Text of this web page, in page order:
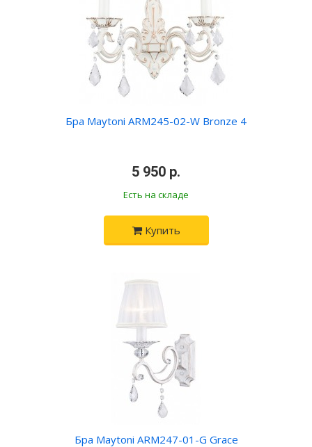
Бра Maytoni ARM245-02-W Bronze 4
5 950 р.
Есть на складе
Купить
Бра Maytoni ARM247-01-G Grace